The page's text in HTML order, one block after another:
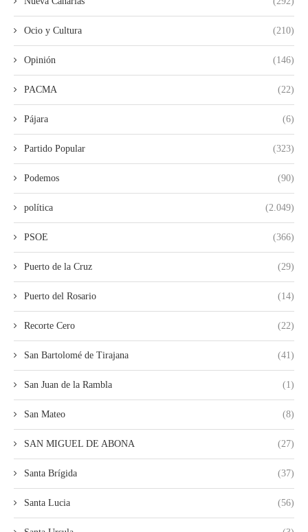
Ocio y Cultura (210)
Opinión (146)
PACMA (22)
Pájara (6)
Partido Popular (323)
Podemos (90)
política (2.049)
PSOE (366)
Puerto de la Cruz (29)
Puerto del Rosario (14)
Recorte Cero (22)
San Bartolomé de Tirajana (41)
San Juan de la Rambla (1)
San Mateo (8)
SAN MIGUEL DE ABONA (27)
Santa Brígida (37)
Santa Lucia (56)